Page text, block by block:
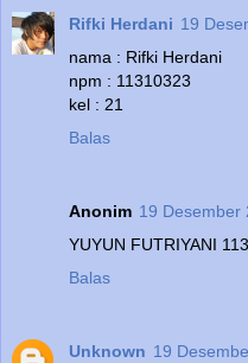
Rifki Herdani 19
nama : Rifki Herdani
npm : 11310323
kel : 21
Balas
Anonim 19 Desember
YUYUN FUTRIYANI
Balas
Unknown 19